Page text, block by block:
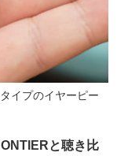
イプのイヤーピー
と聴き比